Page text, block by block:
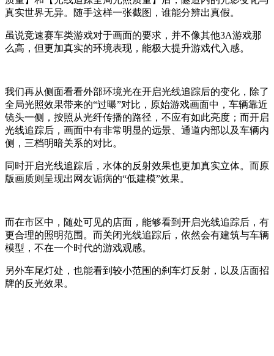
真实世界无异。随手这样一张截图，谁能分辨出真假。
虽说竞速赛车类游戏对于画面的要求，并不像其他3A游戏那
么高，但更加真实的环境表现，能极大提升游戏代入感。
我们再从侧面看看外部环境光在开启光线追踪后的变化，除了
全局光照效果带来的“过曝”对比，原始游戏画面中，车辆靠近
镜头一侧，按照从光纤传播的路径，不应有如此亮度；而开启
光线追踪后，画面中有非常明显的远景、通道内部以及车辆内
侧，三档明暗关系的对比。
同时开启光线追踪后，水体的反射效果也更加真实立体。而原
版画质则呈现出网友诟病的“低建模”效果。
而在市区中，随处可见的店面，能够看到开启光线追踪后，有
更合理的照明范围。而关闭光线追踪后，依然会有建筑与车辆
模型，不在一个时代的游戏观感。
另外车尾灯处，也能看到较小范围的刹车灯反射，以及店面招
牌的反光效果。